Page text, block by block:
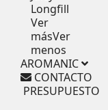
Longfill
Ver
másVer
menos
AROMANIC
CONTACTO
PRESUPUESTO